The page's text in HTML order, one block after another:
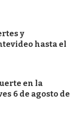
y
hasta el
en la
6 de agosto de